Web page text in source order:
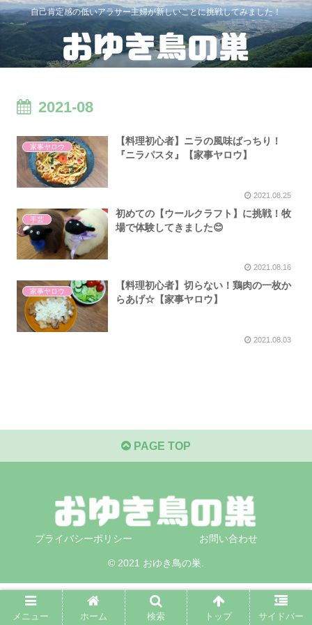
自己肯定感の低いアラサー主婦が新しいことに挑戦してみました！
2021-08
家事ヤロウ
【料理初心者】ニラの風味ばっちり！
『ニラパスタ』【家事ヤロウ】
2021.08.25
手芸
初めての【ウールクラフト】に挑戦！牧
場で体験してきました😊
2021.08.16
家事ヤロウ
【料理初心者】切らない！鶏肉の一枚か
らあげ☆【家事ヤロウ】
2021.08.03
PAGE TOP
プライバシーポリシー お問い合わせ
© 2021 おゆき鳥の巣.
メニュー ホーム 検索 トップ サイドバー